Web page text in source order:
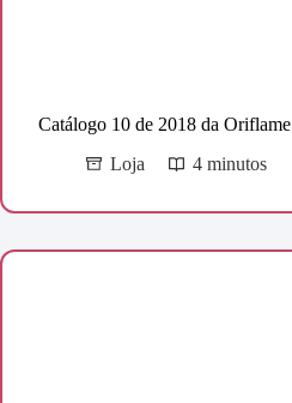
Catálogo 10 de 2018 da Oriflame
Loja
4 minutos